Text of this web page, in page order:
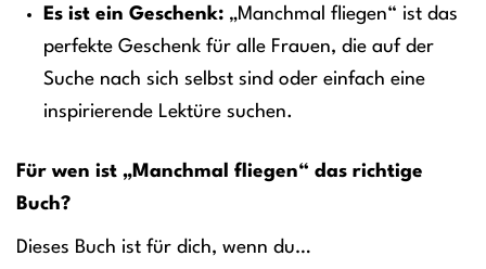
Es ist ein Geschenk:„Manchmal fliegen“ ist das
perfekte Geschenk für alle Frauen, die auf der
Suche nach sich selbst sind oder einfach eine
inspirierende Lektüre suchen.
Für wen ist „Manchmal fliegen“ das richtige
Buch?
Dieses Buch ist für dich, wenn du…